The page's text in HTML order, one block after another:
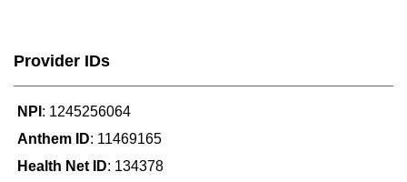
Provider IDs
NPI : 1245256064
Anthem ID: 11469165
Health Net ID: 134378